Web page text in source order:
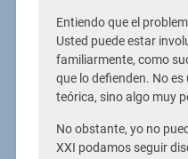
Entiendo que el
Usted puede estar
familiarmente, como
que lo defienden. No
teórica, sino algo muy
No obstante, yo no
XXI podamos seguir